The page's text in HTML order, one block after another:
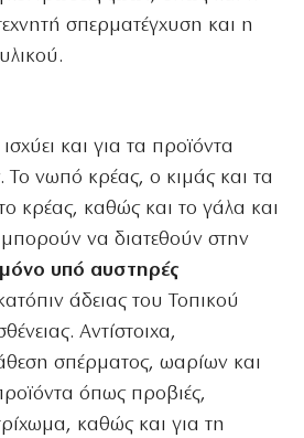
σπερματέγχυση και η
και για τα προϊόντα
Το νωπό κρέας, ο κιμάς και τα
κρέας, καθώς και το γάλα και
να διατεθούν στην
μόνο υπό αυστηρές
άδειας του Τοπικού
Αντίστοιχα,
σπέρματος, ωαρίων και
όπως προβιές,
καθώς και για τη